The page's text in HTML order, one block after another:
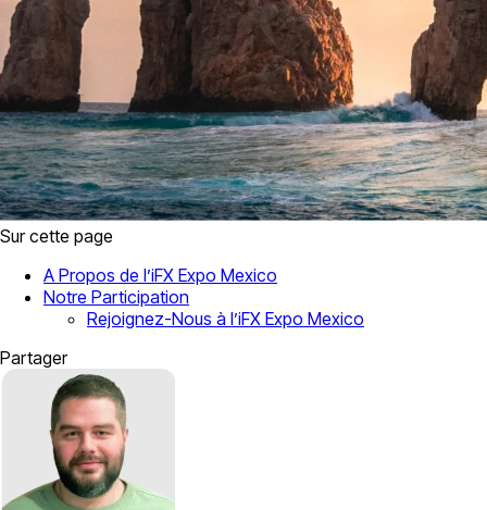
Sur cette page
A Propos de l’iFX Expo Mexico
Notre Participation
Rejoignez-Nous à l’iFX Expo Mexico
Partager